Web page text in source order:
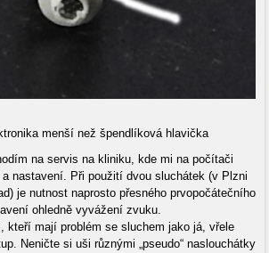
menší než špendlíková hlavička
na servis na kliniku, kde mi na počítači
nastavení. Při použití dvou sluchátek (v Plzni
je nutnost naprosto přesného prvopočátečního
ohledně vyvážení zvuku.
kteří mají problém se sluchem jako já, vřele
Neničte si uši různými „pseudo“ naslouchátky